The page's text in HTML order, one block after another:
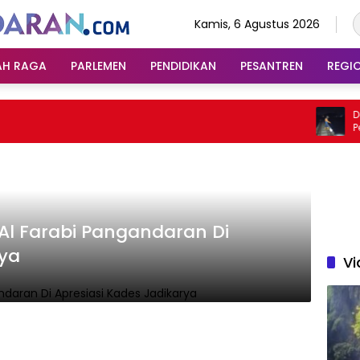
Kamis, 6 Agustus 2026
RAGA PARLEMEN PENDIDIKAN PESANTREN
Farabi Pangandaran Di